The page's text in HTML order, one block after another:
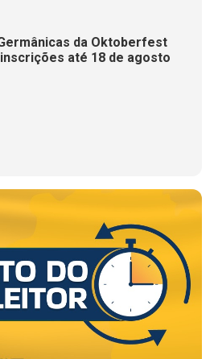
da Oktoberfest
até 18 de agosto